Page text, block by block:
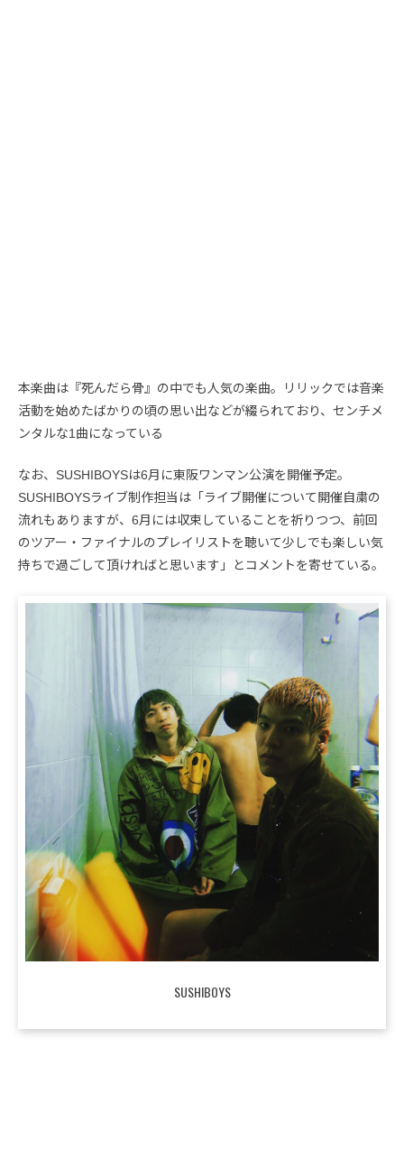
本楽曲は『死んだら骨』の中でも人気の楽曲。リリックでは音楽
活動を始めたばかりの頃の思い出などが綴られており、センチメ
ンタルな1曲になっている
なお、SUSHIBOYSは6月に東阪ワンマン公演を開催予定。
SUSHIBOYSライブ制作担当は「ライブ開催について開催自粛の
流れもありますが、6月には収束していることを祈りつつ、前回
のツアー・ファイナルのプレイリストを聴いて少しでも楽しい気
持ちで過ごして頂ければと思います」とコメントを寄せている。
SUSHIBOYS